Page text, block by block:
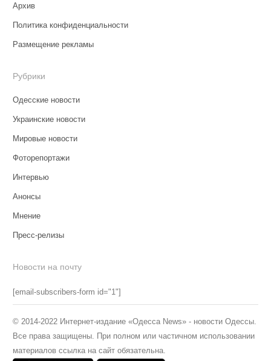
Архив
Политика конфиденциальности
Размещение рекламы
Рубрики
Одесские новости
Украинские новости
Мировые новости
Фоторепортажи
Интервью
Анонсы
Мнение
Пресс-релизы
Новости на почту
[email-subscribers-form id="1"]
© 2014-2022 Интернет-издание «Одесса News» - новости Одессы.
Все права защищены. При полном или частичном использовании
материалов ссылка на сайт обязательна.